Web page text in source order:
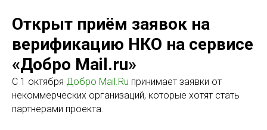
Открыт приём заявок на
верификацию НКО на сервисе
«Добро Mail.ru»
С 1 октября Добро Mail.Ru принимает заявки от
некоммерческих организаций, которые хотят стать
партнерами проекта.